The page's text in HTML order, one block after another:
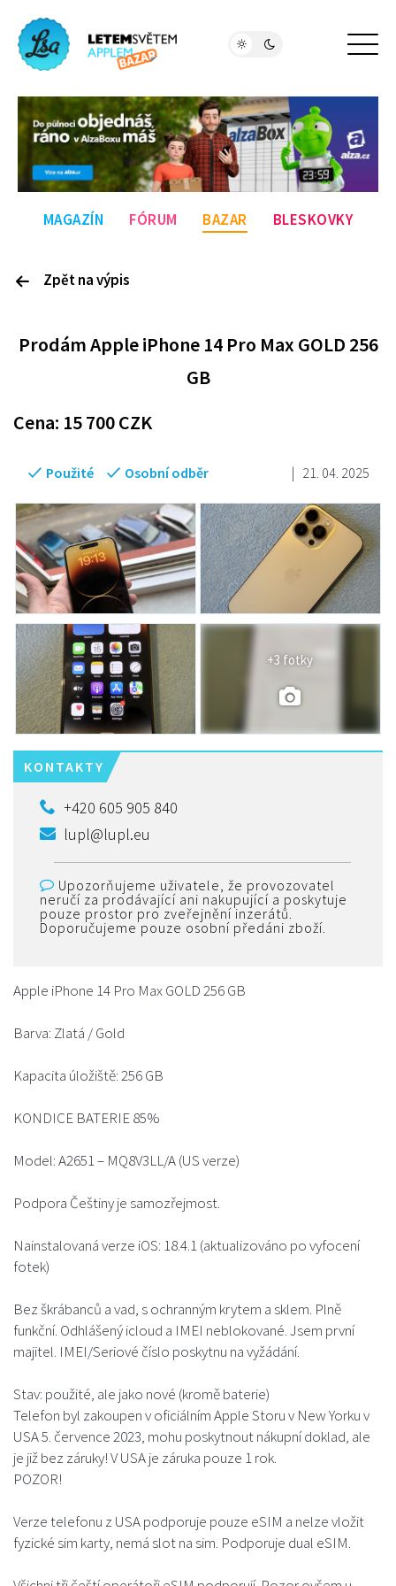
MAGAZÍN FÓRUM BAZAR BLESKOVKY
Zpět na výpis
ProdámApple iPhone 14 Pro Max GOLD 256
GB
Cena: 15 700CZK
| 21. 04. 2025
Použité Osobní odběr
+3 fotky
KONTAKTY
+420 605 905 840
lupl@lupl.eu
Upozorňujeme uživatele, že provozovatel
neručí za prodávající ani nakupující a poskytuje
pouze prostor pro zveřejnění inzerátů.
Doporučujeme pouze osobní předáni zboží.
Apple iPhone 14 Pro Max GOLD 256 GB
Barva: Zlatá / Gold
Kapacita úložiště: 256 GB
KONDICE BATERIE 85%
Model: A2651 – MQ8V3LL/A (US verze)
Podpora Češtiny je samozřejmost.
Nainstalovaná verze iOS: 18.4.1 (aktualizováno po vyfocení
fotek)
Bez škrábanců a vad, s ochranným krytem a sklem. Plně
funkční. Odhlášený icloud a IMEI neblokované. Jsem první
majitel. IMEI/Seriové číslo poskytnu na vyžádání.
Stav: použité, ale jako nové (kromě baterie)
Telefon byl zakoupen v oficiálním Apple Storu v New Yorku v
USA 5. července 2023, mohu poskytnout nákupní doklad, ale
je již bez záruky! V USA je záruka pouze 1 rok.
POZOR!
Verze telefonu z USA podporuje pouze eSIM a nelze vložit
fyzické sim karty, nemá slot na sim. Podporuje dual eSIM.